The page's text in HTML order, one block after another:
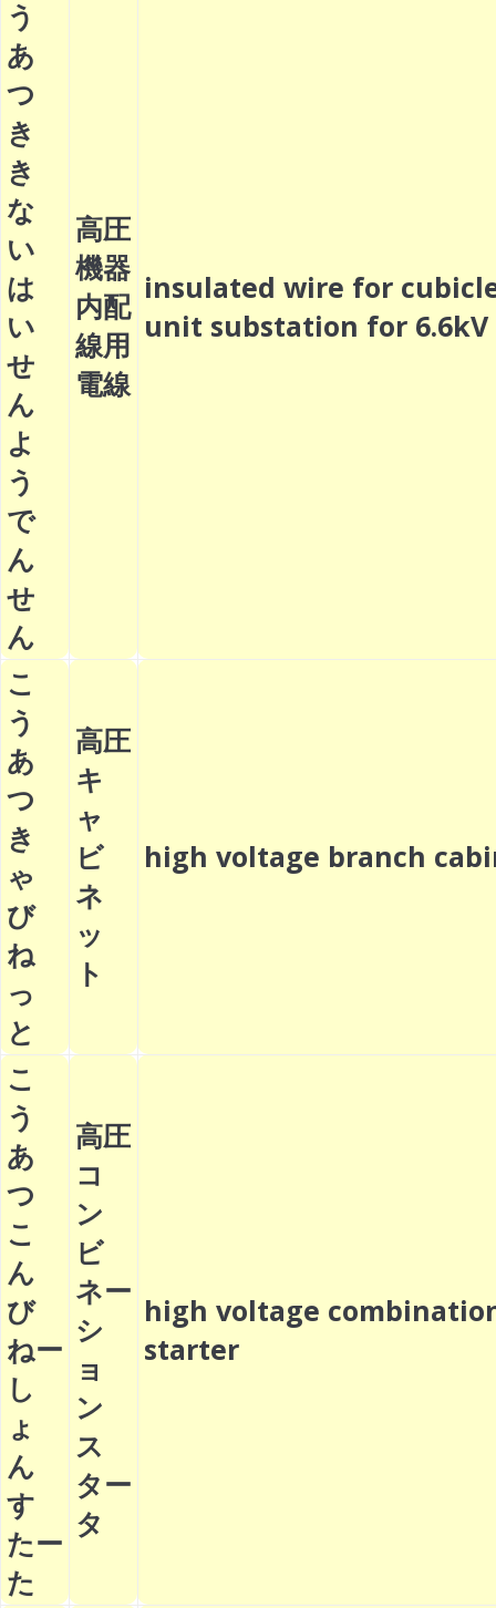
う
あ
つ
き
き
な
い
は
い
せ
ん
よ
う
で
ん
せ
ん
高圧
機器
内配
線用
電線
insulated wire for
unit substation for
こ
う
あ
つ
き
ゃ
び
ね
っ
と
高圧
キ
ャ
ビ
ネ
ッ
ト
high voltage branch
こ
う
あ
つ
こ
ん
び
ねー
し
ょ
ん
す
たー
た
高圧
コ
ン
ビ
ネー
シ
ョ
ン
ス
ター
タ
high voltage
starter